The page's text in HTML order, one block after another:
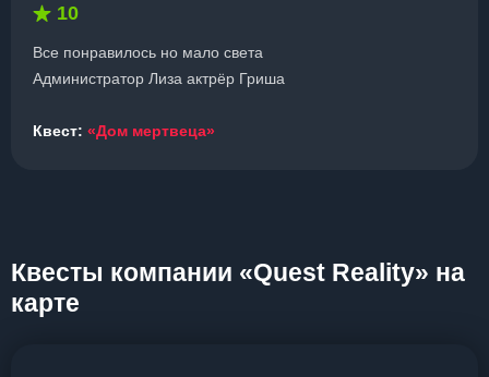
10
Все понравилось но мало света
Администратор Лиза актрёр Гриша
Квест: «Дом мертвеца»
Квесты компании «Quest Reality» на
карте